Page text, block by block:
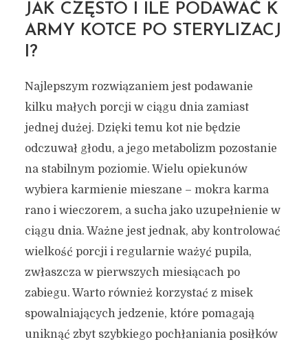
JAK CZĘSTO I ILE PODAWAĆ K
ARMY KOTCE PO STERYLIZACJ
I?
Najlepszym rozwiązaniem jest podawanie
kilku małych porcji w ciągu dnia zamiast
jednej dużej. Dzięki temu kot nie będzie
odczuwał głodu, a jego metabolizm pozostanie
na stabilnym poziomie. Wielu opiekunów
wybiera karmienie mieszane – mokra karma
rano i wieczorem, a sucha jako uzupełnienie w
ciągu dnia. Ważne jest jednak, aby kontrolować
wielkość porcji i regularnie ważyć pupila,
zwłaszcza w pierwszych miesiącach po
zabiegu. Warto również korzystać z misek
spowalniających jedzenie, które pomagają
uniknąć zbyt szybkiego pochłaniania posiłków